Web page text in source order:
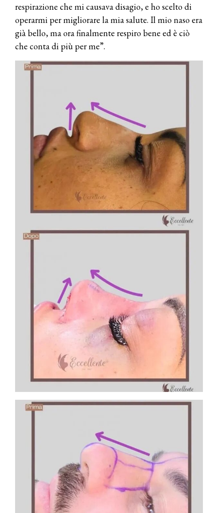
respirazione che mi causava disagio, e ho scelto di
operarmi per migliorare la mia salute. Il mio naso era
già bello, ma ora finalmente respiro bene ed è ciò
che conta di più per me”.